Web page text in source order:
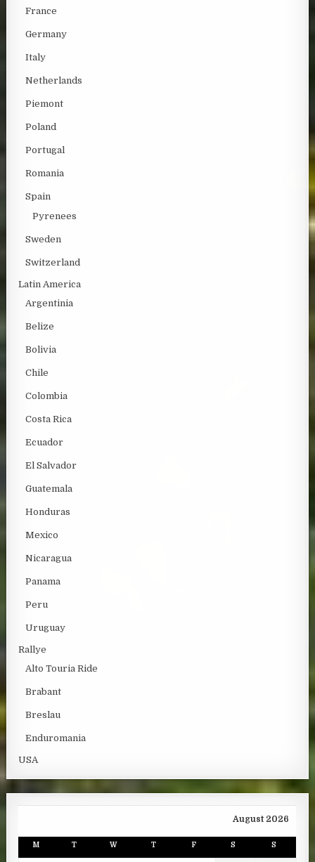
France
Germany
Italy
Netherlands
Piemont
Poland
Portugal
Romania
Spain
Pyrenees
Sweden
Switzerland
Latin America
Argentinia
Belize
Bolivia
Chile
Colombia
Costa Rica
Ecuador
El Salvador
Guatemala
Honduras
Mexico
Nicaragua
Panama
Peru
Uruguay
Rallye
Alto Touria Ride
Brabant
Breslau
Enduromania
USA
August 2026
M T W T F S S